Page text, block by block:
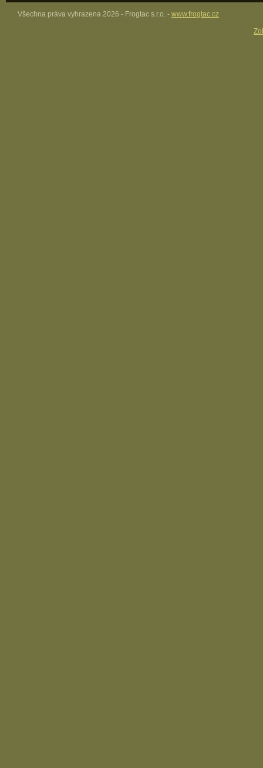
Všechna práva vyhrazena 2026 - Frogtac s.r.o. - www.frogtac.cz